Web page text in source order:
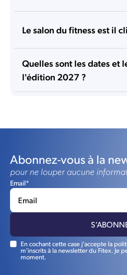
Le salon du fitness est il
Quelles sont les dates et
l'édition 2027 ?
Abonnez-vous à la
pour ne louper aucune
Email*
En cochant cette case j'accepte la
m'inscrits à la newsletter du Fitex. Je
moment.